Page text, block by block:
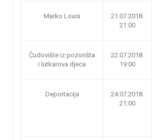
Marko Louis
21.07.2018.
21:00
Čudovište iz pozorišta
i lutkarova djeca
22.07.2018.
19:00
Deportacija
24.07.2018.
21:00